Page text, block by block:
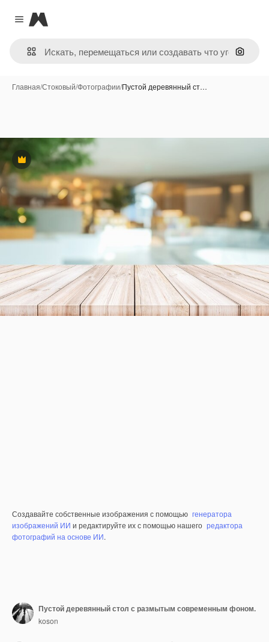
Close menu
Magnific
Поиск
Главная/Стоковый/Фотографии/Пустой деревянный ст…
Премиум
Создавайте собственные изображения с помощью генератора
изображений ИИ и редактируйте их с помощью нашего редактора
фотографий на основе ИИ.
Пустой деревянный стол с размытым современным фоном.
koson